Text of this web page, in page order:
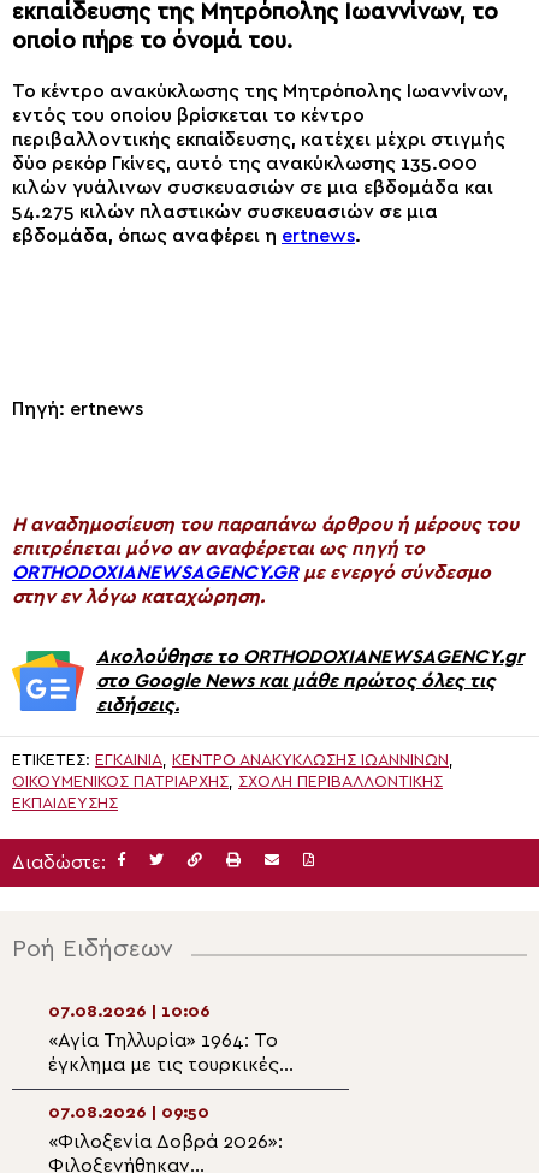
εκπαίδευσης της Μητρόπολης Ιωαννίνων, το
οποίο πήρε το όνομά του.
Το κέντρο ανακύκλωσης της Μητρόπολης Ιωαννίνων,
εντός του οποίου βρίσκεται το κέντρο
περιβαλλοντικής εκπαίδευσης, κατέχει μέχρι στιγμής
δύο ρεκόρ Γκίνες, αυτό της ανακύκλωσης 135.000
κιλών γυάλινων συσκευασιών σε μια εβδομάδα και
54.275 κιλών πλαστικών συσκευασιών σε μια
εβδομάδα, όπως αναφέρει η ertnews.
Πηγή: ertnews
H αναδημοσίευση του παραπάνω άρθρου ή μέρους του
επιτρέπεται μόνο αν αναφέρεται ως πηγή το
ORTHODOXIANEWSAGENCY.GRμε ενεργό σύνδεσμο
στην εν λόγω καταχώρηση.
Ακολούθησε το ORTHODOXIANEWSAGENCY.gr
στο Google News και μάθε πρώτος όλες τις
ειδήσεις.
ΕΤΙΚΈΤΕΣ: ΕΓΚΑΊΝΙΑ, ΚΈΝΤΡΟ ΑΝΑΚΎΚΛΩΣΗΣ ΙΩΑΝΝΊΝΩΝ,
ΟΙΚΟΥΜΕΝΙΚΟΣ ΠΑΤΡΙΑΡΧΗΣ, ΣΧΟΛΉ ΠΕΡΙΒΑΛΛΟΝΤΙΚΉΣ
ΕΚΠΑΊΔΕΥΣΗΣ
Διαδώστε:
Ροή Ειδήσεων
07.08.2026 | 10:06
«Αγία Τηλλυρία» 1964: Το
έγκλημα με τις τουρκικές
βόμβες ναπάλμ (ΒΙΝΤΕΟ)
07.08.2026 | 09:50
«Φιλοξενία Δοβρά 2026»:
Φιλοξενήθηκαν